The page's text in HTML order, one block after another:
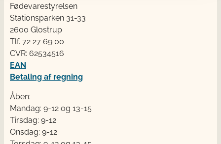
Fødevarestyrelsen
Stationsparken 31-33
2600 Glostrup
Tlf. 72 2​​​7 69 00
CVR: 62534516
EAN
Betaling af regning
Åben:
Mandag: 9-12 og 13-15
Tirsdag: 9-12
Onsdag: 9-12